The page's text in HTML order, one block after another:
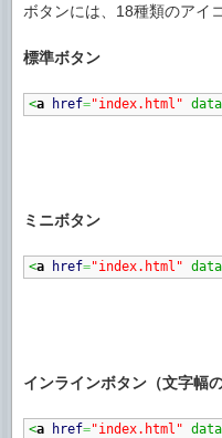
ボタンには、18種類のアイ
標準ボタン
<a href="index.html"
ミニボタン
<a href="index.html"
インラインボタン（文字幅の
<a href="index.html"